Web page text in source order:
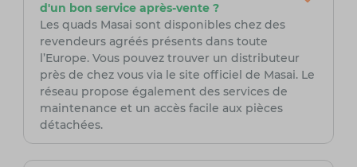
d'un bon service après-vente ?
Les quads Masai sont disponibles chez des
revendeurs agréés présents dans toute
l’Europe. Vous pouvez trouver un distributeur
près de chez vous via le site officiel de Masai. Le
réseau propose également des services de
maintenance et un accès facile aux pièces
détachées.